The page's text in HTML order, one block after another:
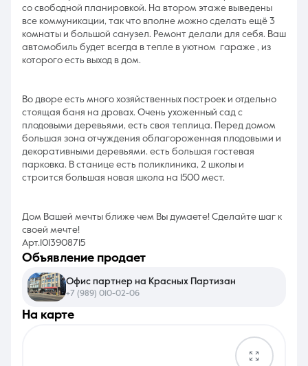
со свободной планировкой. На втором этаже выведены
все коммуникации, так что вполне можно сделать ещё 3
комнаты и большой санузел. Ремонт делали для себя. Ваш
автомобиль будет всегда в тепле в уютном гараже , из
которого есть выход в дом.
Во дворе есть много хозяйственных построек и отдельно
стоящая баня на дровах. Очень ухоженный сад с
плодовыми деревьями, есть своя теплица. Перед домом
большая зона отчуждения облагороженная плодовыми и
декоративными деревьями. есть большая гостевая
парковка. В станице есть поликлиника, 2 школы и
строится большая новая школа на 1500 мест.
Дом Вашей мечты ближе чем Вы думаете! Сделайте шаг к
своей мечте!
Арт.1013908715
на карте
объявление продает
Офис партнер на Красных Партизан
+7 (989) 010-02-06